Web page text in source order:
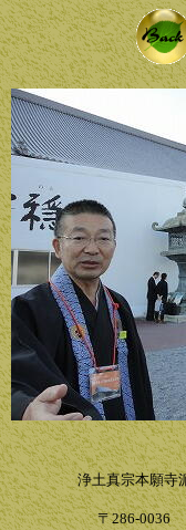
浄土真宗本願寺
〒286-0036